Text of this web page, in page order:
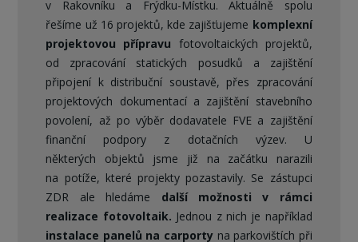
v Rakovníku a Frýdku-Místku. Aktuálně spolu
řešíme už 16 projektů, kde zajišťujeme komplexní
projektovou přípravu fotovoltaických projektů,
od zpracování statických posudků a zajištění
připojení k distribuční soustavě, přes zpracování
projektových dokumentací a zajištění stavebního
povolení, až po výběr dodavatele FVE a zajištění
finanční podpory z dotačních výzev. U
některých objektů jsme již na začátku narazili
na potíže, které projekty pozastavily. Se zástupci
ZDR ale hledáme další možnosti v rámci
realizace fotovoltaik. Jednou z nich je například
instalace panelů na carporty na parkovištích při